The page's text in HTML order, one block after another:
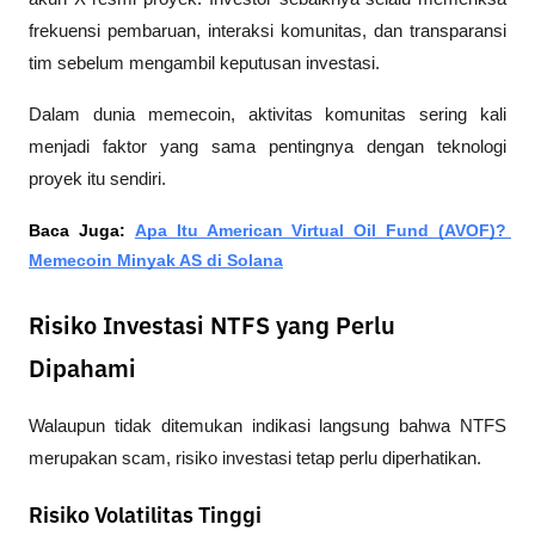
frekuensi pembaruan, interaksi komunitas, dan transparansi
tim sebelum mengambil keputusan investasi.
Dalam dunia memecoin, aktivitas komunitas sering kali
menjadi faktor yang sama pentingnya dengan teknologi
proyek itu sendiri.
Baca Juga: Apa Itu American Virtual Oil Fund (AVOF)?
Memecoin Minyak AS di Solana
Risiko Investasi NTFS yang Perlu
Dipahami
Walaupun tidak ditemukan indikasi langsung bahwa NTFS
merupakan scam, risiko investasi tetap perlu diperhatikan.
Risiko Volatilitas Tinggi